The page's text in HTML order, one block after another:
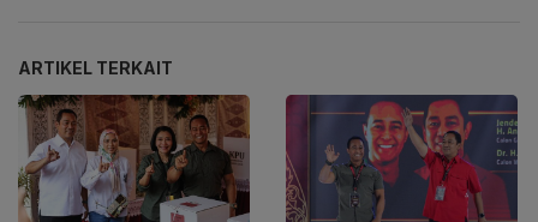
ARTIKEL TERKAIT